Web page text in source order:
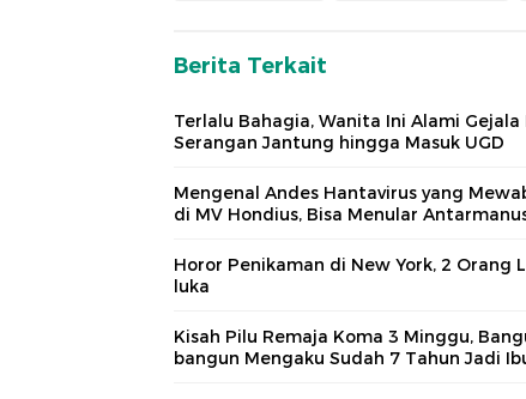
Berita Terkait
Terlalu Bahagia, Wanita Ini Alami Gejala
Serangan Jantung hingga Masuk UGD
Mengenal Andes Hantavirus yang
di MV Hondius, Bisa Menular
Horor Penikaman di New York, 2 Orang
luka
Kisah Pilu Remaja Koma 3 Minggu,
bangun Mengaku Sudah 7 Tahun Jadi